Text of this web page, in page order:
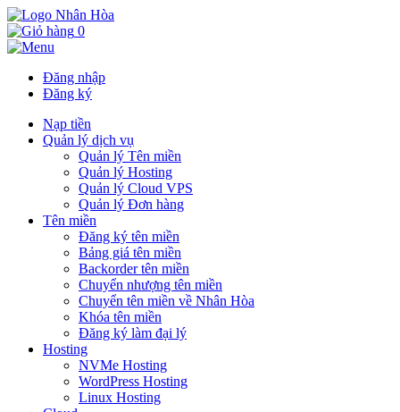
0
Đăng nhập
Đăng ký
Nạp tiền
Quản lý dịch vụ
Quản lý Tên miền
Quản lý Hosting
Quản lý Cloud VPS
Quản lý Đơn hàng
Tên miền
Đăng ký tên miền
Bảng giá tên miền
Backorder tên miền
Chuyển nhượng tên miền
Chuyển tên miền về Nhân Hòa
Khóa tên miền
Đăng ký làm đại lý
Hosting
NVMe Hosting
WordPress Hosting
Linux Hosting